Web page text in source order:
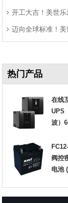
开工大吉！美世
程 迈向全球标准！
热门产品
在线
UPS
波）
阀控
电池